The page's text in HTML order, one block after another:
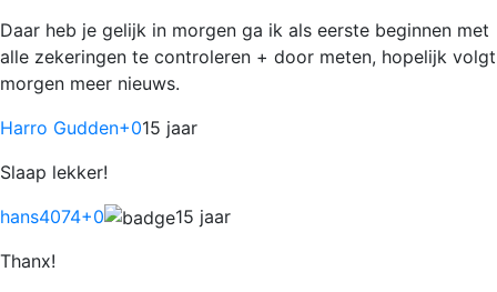
Daar heb je gelijk in morgen ga ik als eerste beginnen met
alle zekeringen te controleren + door meten, hopelijk volgt
morgen meer nieuws.
Harro Gudden+015 jaar
Slaap lekker!
hans4074+0
15 jaar
Thanx!